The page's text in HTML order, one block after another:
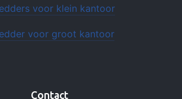
voor klein kantoor
voor groot kantoor
Contact